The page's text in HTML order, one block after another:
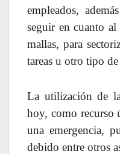
empleados,
seguir en cuanto al
mallas, para
tareas u otro tipo
La utilización de
hoy, como recurso
una emergencia,
debido entre otros